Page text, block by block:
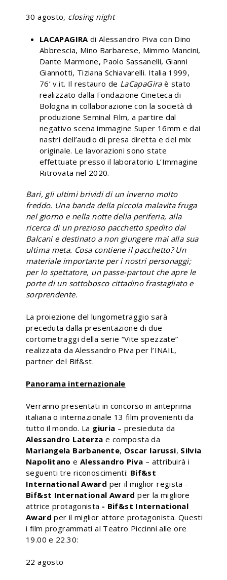
30 agosto, closing night
LACAPAGIRA di Alessandro Piva con Dino
Abbrescia, Mino Barbarese, Mimmo Mancini,
Dante Marmone, Paolo Sassanelli, Gianni
Giannotti, Tiziana Schiavarelli. Italia 1999,
76’ v.it. Il restauro de LaCapaGiraè stato
realizzato dalla Fondazione Cineteca di
Bologna in collaborazione con la società di
produzione Seminal Film, a partire dal
negativo scena immagine Super 16mm e dai
nastri dell’audio di presa diretta e del mix
originale. Le lavorazioni sono state
effettuate presso il laboratorio L’Immagine
Ritrovata nel 2020.
Bari, gli ultimi brividi di un inverno molto
freddo. Una banda della piccola malavita fruga
nel giorno e nella notte della periferia, alla
ricerca di un prezioso pacchetto spedito dai
Balcani e destinato a non giungere mai alla sua
ultima meta. Cosa contiene il pacchetto? Un
materiale importante per i nostri personaggi;
per lo spettatore, un passe-partout che apre le
porte di un sottobosco cittadino frastagliato e
sorprendente.
La proiezione del lungometraggio sarà
preceduta dalla presentazione di due
cortometraggi della serie “Vite spezzate”
realizzata da Alessandro Piva per l’INAIL,
partner del Bif&st.
Panorama internazionale
Verranno presentati in concorso in anteprima
italiana o internazionale 13 film provenienti da
tutto il mondo. La giuria – presieduta da
Alessandro Laterza e composta da
Mariangela Barbanente, Oscar Iarussi, Silvia
Napolitano e Alessandro Piva – attribuirà i
seguenti tre riconoscimenti: Bif&st
International Award per il miglior regista -
Bif&st International Award per la migliore
attrice protagonista - Bif&st International
Award per il miglior attore protagonista. Questi
i film programmati al Teatro Piccinni alle ore
19.00 e 22.30:
22 agosto